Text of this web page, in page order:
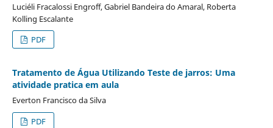
Luciéli Fracalossi Engroff, Gabriel Bandeira do Amaral, Roberta
Kolling Escalante
PDF
Tratamento de Água Utilizando Teste de jarros: Uma
atividade pratica em aula
Everton Francisco da Silva
PDF